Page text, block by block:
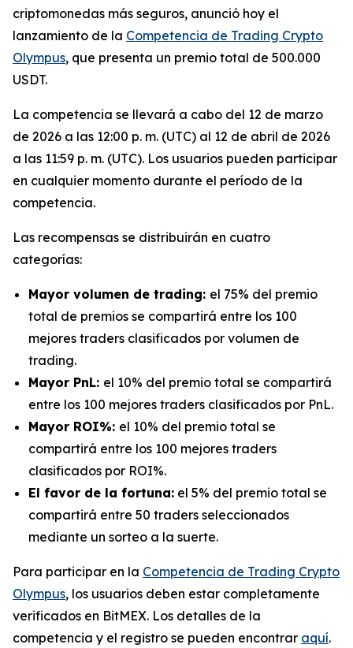
criptomonedas más seguros, anunció hoy el
lanzamiento de la Competencia de Trading Crypto
Olympus, que presenta un premio total de 500.000
USDT.
La competencia se llevará a cabo del 12 de marzo
de 2026 a las 12:00 p. m. (UTC) al 12 de abril de 2026
a las 11:59 p. m. (UTC). Los usuarios pueden participar
en cualquier momento durante el período de la
competencia.
Las recompensas se distribuirán en cuatro
categorías:
Mayor volumen de trading: el 75% del premio
total de premios se compartirá entre los 100
mejores traders clasificados por volumen de
trading.
Mayor PnL: el 10% del premio total se compartirá
entre los 100 mejores traders clasificados por PnL.
Mayor ROI%: el 10% del premio total se
compartirá entre los 100 mejores traders
clasificados por ROI%.
El favor de la fortuna: el 5% del premio total se
compartirá entre 50 traders seleccionados
mediante un sorteo a la suerte.
Para participar en la Competencia de Trading Crypto
Olympus, los usuarios deben estar completamente
verificados en BitMEX. Los detalles de la
competencia y el registro se pueden encontrar aquí.